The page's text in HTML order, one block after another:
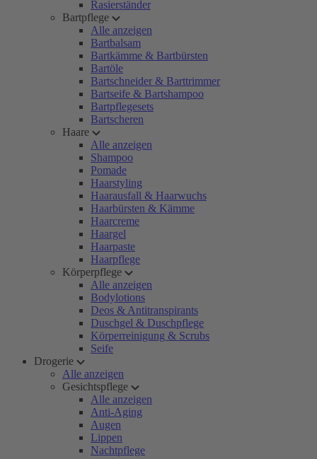
Rasierständer
Bartpflege
Alle anzeigen
Bartbalsam
Bartkämme & Bartbürsten
Bartöle
Bartschneider & Barttrimmer
Bartseife & Bartshampoo
Bartpflegesets
Bartscheren
Haare
Alle anzeigen
Shampoo
Pomade
Haarstyling
Haarausfall & Haarwuchs
Haarbürsten & Kämme
Haarcreme
Haargel
Haarpaste
Haarpflege
Körperpflege
Alle anzeigen
Bodylotions
Deos & Antitranspirants
Duschgel & Duschpflege
Körperreinigung & Scrubs
Seife
Drogerie
Alle anzeigen
Gesichtspflege
Alle anzeigen
Anti-Aging
Augen
Lippen
Nachtpflege